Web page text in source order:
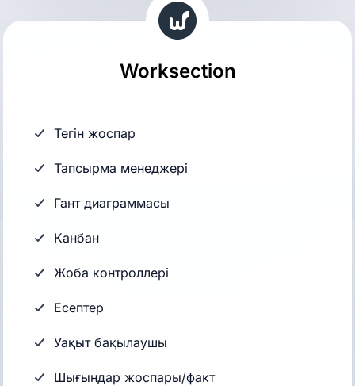
Worksection
Тегін жоспар
Тапсырма менеджері
Гант диаграммасы
Канбан
Жоба контроллері
Есептер
Уақыт бақылаушы
Шығындар жоспары/факт